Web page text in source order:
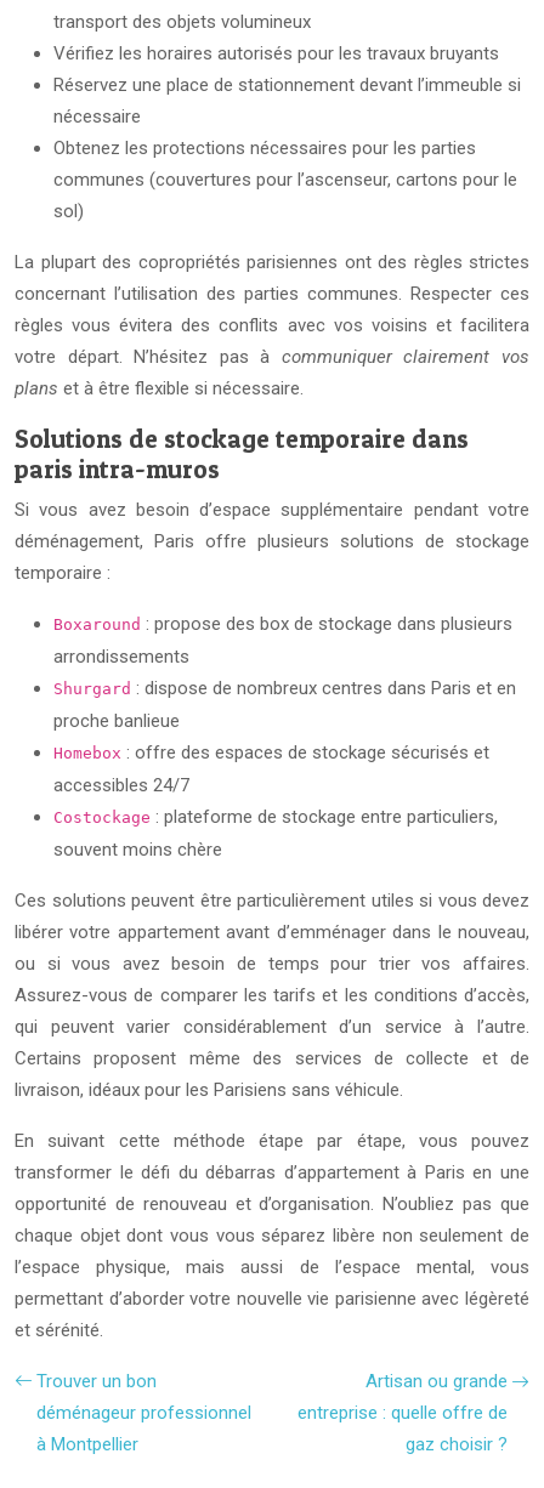
transport des objets volumineux
Vérifiez les horaires autorisés pour les travaux bruyants
Réservez une place de stationnement devant l’immeuble si
nécessaire
Obtenez les protections nécessaires pour les parties
communes (couvertures pour l’ascenseur, cartons pour le
sol)
La plupart des copropriétés parisiennes ont des règles strictes
concernant l’utilisation des parties communes. Respecter ces
règles vous évitera des conflits avec vos voisins et facilitera
votre départ. N’hésitez pas à communiquer clairement vos
plans et à être flexible si nécessaire.
Solutions de stockage temporaire dans
paris intra-muros
Si vous avez besoin d’espace supplémentaire pendant votre
déménagement, Paris offre plusieurs solutions de stockage
temporaire :
Boxaround : propose des box de stockage dans plusieurs
arrondissements
Shurgard : dispose de nombreux centres dans Paris et en
proche banlieue
Homebox : offre des espaces de stockage sécurisés et
accessibles 24/7
Costockage : plateforme de stockage entre particuliers,
souvent moins chère
Ces solutions peuvent être particulièrement utiles si vous devez
libérer votre appartement avant d’emménager dans le nouveau,
ou si vous avez besoin de temps pour trier vos affaires.
Assurez-vous de comparer les tarifs et les conditions d’accès,
qui peuvent varier considérablement d’un service à l’autre.
Certains proposent même des services de collecte et de
livraison, idéaux pour les Parisiens sans véhicule.
En suivant cette méthode étape par étape, vous pouvez
transformer le défi du débarras d’appartement à Paris en une
opportunité de renouveau et d’organisation. N’oubliez pas que
chaque objet dont vous vous séparez libère non seulement de
l’espace physique, mais aussi de l’espace mental, vous
permettant d’aborder votre nouvelle vie parisienne avec légèreté
et sérénité.
Trouver un bon
déménageur professionnel
à Montpellier
Artisan ou grande
entreprise : quelle offre de
gaz choisir ?